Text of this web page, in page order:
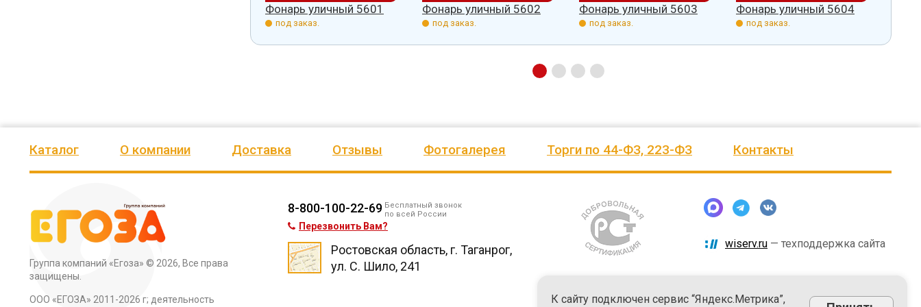
Фонарь уличный 5601
под заказ.
Фонарь уличный 5602
под заказ.
Фонарь уличный 5603
под заказ.
Фонарь уличный 5604
под заказ.
Каталог О компании Доставка Отзывы Фотогалерея Торги по 44-ФЗ, 223-ФЗ Контакты
Группа компаний «Егоза» © 2026, Все права
защищены.
ООО «ЕГОЗА» 2011-2026 г; деятельность
8-800-100-22-69 Бесплатный звонок
по всей России
Перезвонить Вам?
Ростовская область, г. Таганрог,
ул. С. Шило, 241
wiserv.ru — техподдержка сайта
К сайту подключен сервис “Яндекс.Метрика”,